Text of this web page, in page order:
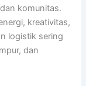
komunitas.
kreativitas,
logistik sering
dan